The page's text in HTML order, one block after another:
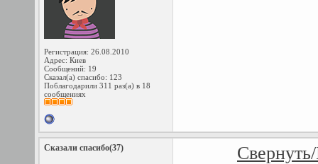
Регистрация: 26.08.2010
Адрес: Киев
Сообщений: 19
Сказал(а) спасибо: 123
Поблагодарили 311 раз(а) в 18
сообщениях
Сказали спасибо(37)